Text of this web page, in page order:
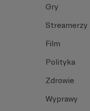
Gry
Streamerzy
Film
Polityka
Zdrowie
Wyprawy